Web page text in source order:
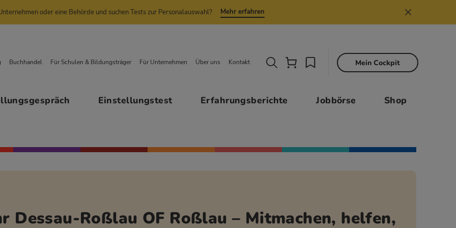
oder eine Behörde und suchen Tests zur Personalauswahl? Mehr erfahren
Einstellungstest Erfahrungsberichte Jobbörse Shop
Buchhandel Für Schulen & Bildungsträger Für Unternehmen Über uns Kontakt Mein Cockpit
Dessau-Roßlau OF Roßlau – Mitmachen, helfen,